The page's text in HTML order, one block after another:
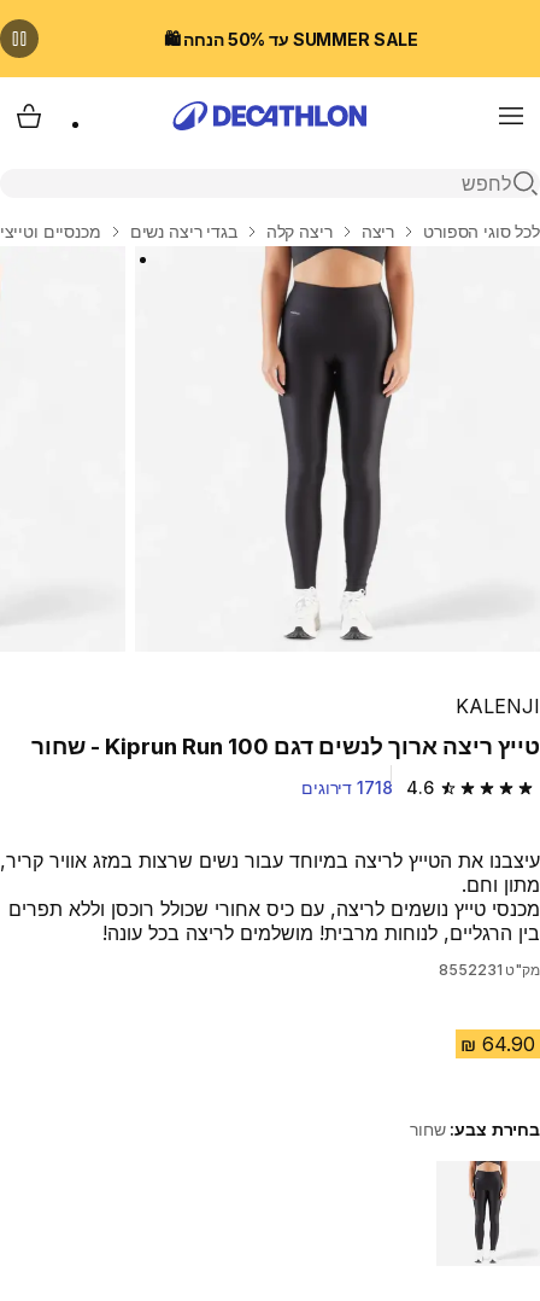
SUMMER SALE עד 50% הנחה 🛍️
Menu
פתיחת חיפוש
בית
לכל סוגי הספורט ריצה ריצה קלה בגדי ריצה נשים מכנסיים
KALENJI
טייץ ריצה ארוך לנשים דגם Kiprun Run 100 - שחור
4.6 4.6 out of 5 stars from 1718 reviews 1718 דירוגים
עיצבנו את הטייץ לריצה במיוחד עבור נשים שרצות במזג אוויר קריר,
מתון וחם.
מכנסי טייץ נושמים לריצה, עם כיס אחורי שכולל רוכסן וללא תפרים
בין הרגליים, לנוחות מרבית! מושלמים לריצה בכל עונה!
מק"ט 8552231
בחירת צבע:שחור
Choose a variant